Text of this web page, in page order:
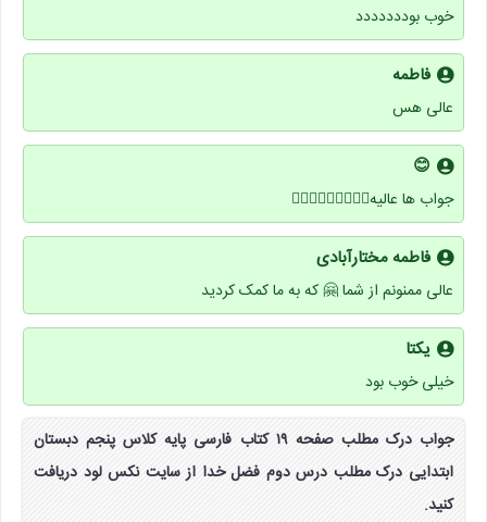
خوب بوددددددد
فاطمه
عالی هس
😊
جواب ها عالیه👍🏻👍🏻👍🏻🌷🌷🌷
فاطمه مختارآبادی
عالی ممنونم از شما 🤗 که به ما کمک کردید
یکتا
خیلی خوب بود
جواب درک مطلب صفحه ۱۹ کتاب فارسی پایه کلاس پنجم دبستان
ابتدایی درک مطلب درس دوم فضل خدا از سایت نکس لود دریافت
کنید.